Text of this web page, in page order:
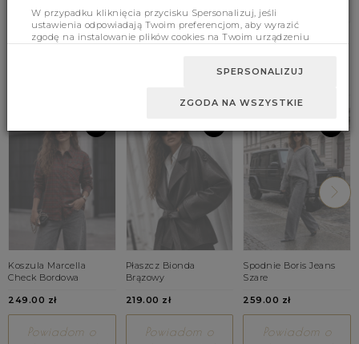
Koszula Marcella
Check Bordowa
249.00 zł
Powiadom o
Płaszcz Bionda
Brązowy
219.00 zł
Powiadom o
Spodnie Boris Jeans
Szare
259.00 zł
Powiadom o
W przypadku kliknięcia przycisku Spersonalizuj, jeśli
ustawienia odpowiadają Twoim preferencjom, aby wyrazić
zgodę na instalowanie plików cookies na Twoim urządzeniu
SPERSONALIZUJ
ZGODA NA WSZYSTKIE